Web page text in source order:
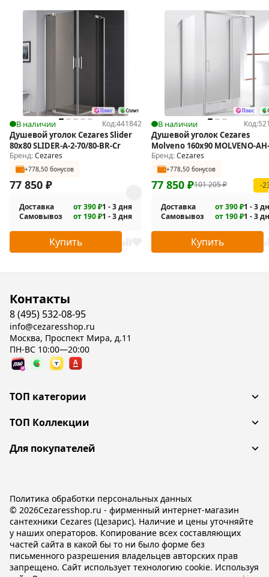
Кронштейн - 2 шт.
шт.
В наличии Код:441842
Душевой уголок Cezares Slider
80x80 SLIDER-A-2-70/80-BR-Cr
Бренд:Cezares
+778,50 бонусов
77 850 ₽
Доставка от 390 ₽1 - 3 дня
Самовывоз
от 190 ₽1 - 3 дня
Купить
В наличии Код:
Душевой уголок Cezares
Molveno 160x90 MOLVENO-
160/90-C-Cr-IV
Бренд:Cezares
+778,50 бонусов
101 205₽
77 850 ₽ -
Доставка от 390 ₽1 - 3
Самовывоз
от 190 ₽1 - 3
Купить
Контакты
8 (495) 532-08-95
info@cezaresshop.ru
Москва, Проспект Мира, д.11
ПН-ВС 10:00—20:00
ТОП категории
ТОП Коллекции
Для покупателей
© 2026Cezaresshop.ru - фирменный интернет-магазин
сантехники Cezares (Цезарис). Наличие и цены уточняйте
у наших операторов. Копирование всех составляющих
частей сайта в какой бы то ни было форме без
письменного разрешения владельцев авторских прав
запрещено. Сайт использует технологию cookie. Используя
Политика обработки персональных данных